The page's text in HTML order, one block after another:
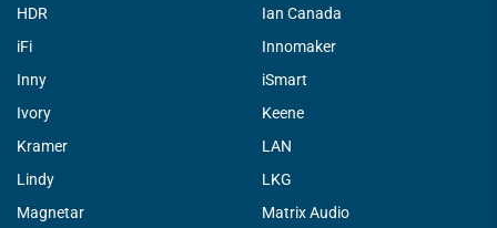
HDR
Ian Canada
iFi
Innomaker
Inny
iSmart
Ivory
Keene
Kramer
LAN
Lindy
LKG
Magnetar
Matrix Audio